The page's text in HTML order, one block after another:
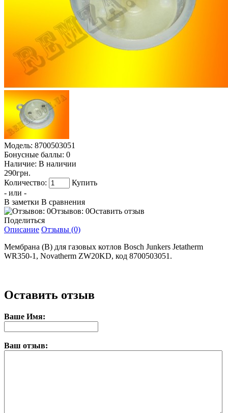
Модель: 8700503051
Бонусные баллы: 0
Наличие: В наличии
290грн.
Количество:
Купить
- или -
В заметки В сравнения
Отзывов: 0Оставить отзыв
Поделиться
Описание Отзывы (0)
Мембрана (B) для газовых котлов Bosch Junkers Jetatherm
WR350-1, Novatherm ZW20KD, код 8700503051.
Оставить отзыв
Ваше Имя:
Ваш отзыв: